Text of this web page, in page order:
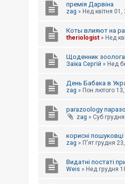
премія Дарвіна
zag » Нед квітня
Коты влияют на
theriologist » Нед
Щоденник зоолога
Заїка Сергій » Нед
День Бабака в
zag » Пон лютого
parazoology
zag » Суб
корисні пошуковці
zag » П'ят грудня
Видатні постаті
Weis » Нед грудня